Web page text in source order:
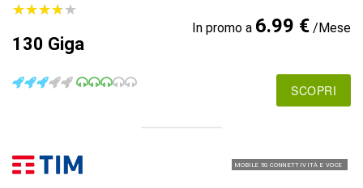
★★★★★
★★★★★
130 Giga
In promo a 6.99 €/Mese
SCOPRI
MOBILE 5G CONNETTIVITÀ E VOCE